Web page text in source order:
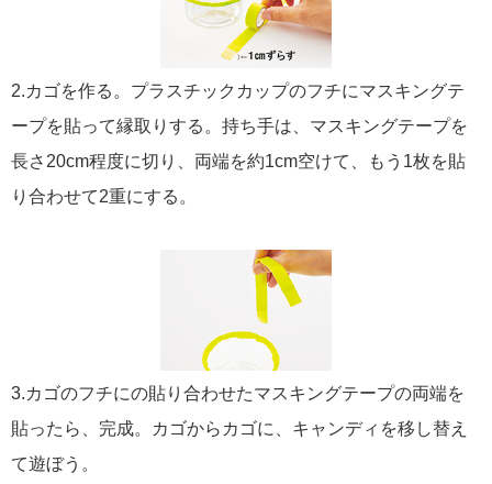
2.カゴを作る。プラスチックカップのフチにマスキングテ
ープを貼って縁取りする。持ち手は、マスキングテープを
長さ20cm程度に切り、両端を約1cm空けて、もう1枚を貼
り合わせて2重にする。
3.カゴのフチにの貼り合わせたマスキングテープの両端を
貼ったら、完成。カゴからカゴに、キャンディを移し替え
て遊ぼう。